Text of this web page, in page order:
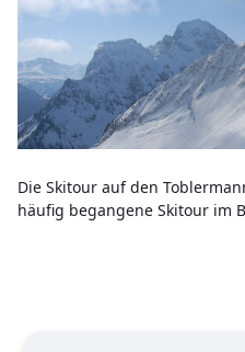
Die Skitour auf den
häufig begangene Skitour im